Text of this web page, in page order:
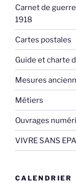
Carnet de
1918
Cartes postales
Guide et charte
Mesures
Métiers
Ouvrages
VIVRE SANS
CALENDRIER